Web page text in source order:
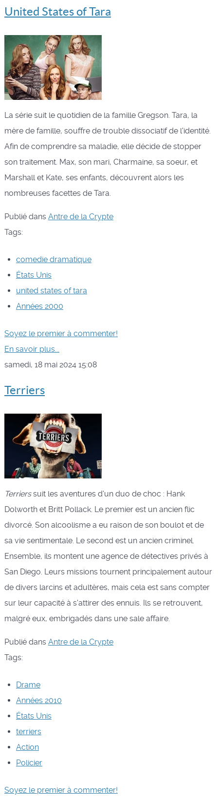
United States of Tara
La série suit le quotidien de la famille Gregson. Tara, la
mère de famille, souffre de trouble dissociatif de l'identité.
Afin de comprendre sa maladie, elle décide de stopper
son traitement. Max, son mari, Charmaine, sa soeur, et
Marshall et Kate, ses enfants, découvrent alors les
nombreuses facettes de Tara.
Publié dans Antre de la Crypte
Tags:
comedie dramatique
États Unis
united states of tara
Années 2000
Soyez le premier à commenter!
En savoir plus...
samedi, 18 mai 2024 15:08
Terriers
Terrierssuit les aventures d'un duo de choc : Hank
Dolworth et Britt Pollack. Le premier est un ancien flic
divorcé. Son alcoolisme a eu raison de son boulot et de
sa vie sentimentale. Le second est un ancien criminel.
Ensemble, ils montent une agence de détectives privés à
San Diego. Leurs missions tournent principalement autour
de divers larcins et adultères, mais cela est sans compter
sur leur capacité à s'attirer des ennuis. Ils se retrouvent,
malgré eux, embrigadés dans une sale affaire.
Publié dans Antre de la Crypte
Tags:
Drame
Années 2010
États Unis
terriers
Action
Policier
Soyez le premier à commenter!